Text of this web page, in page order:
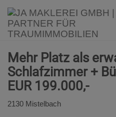
Mehr Platz als
Schlafzimmer +
EUR 199.000,-
2130 Mistelbach